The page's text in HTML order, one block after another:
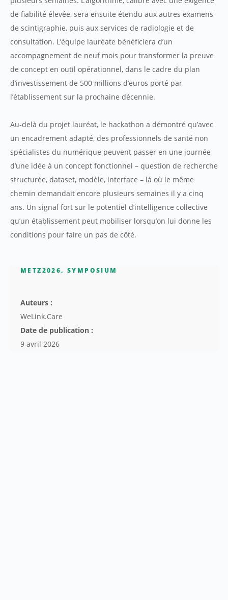
de fiabilité élevée, sera ensuite étendu aux autres examens
de scintigraphie, puis aux services de radiologie et de
consultation. L’équipe lauréate bénéficiera d’un
accompagnement de neuf mois pour transformer la preuve
de concept en outil opérationnel, dans le cadre du plan
d’investissement de 500 millions d’euros porté par
l’établissement sur la prochaine décennie.
Au-delà du projet lauréat, le hackathon a démontré qu’avec
un encadrement adapté, des professionnels de santé non
spécialistes du numérique peuvent passer en une journée
d’une idée à un concept fonctionnel – question de recherche
structurée, dataset, modèle, interface – là où le même
chemin demandait encore plusieurs semaines il y a cinq
ans. Un signal fort sur le potentiel d’intelligence collective
qu’un établissement peut mobiliser lorsqu’on lui donne les
conditions pour faire un pas de côté.
METZ2026,SYMPOSIUM
Auteurs :
WeLink.Care
Date de publication :
9 avril 2026